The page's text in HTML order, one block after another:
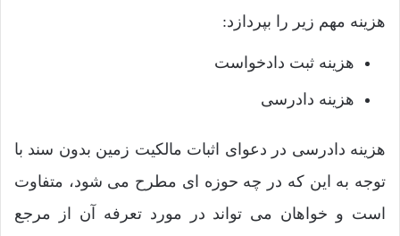
هزینه مهم زیر را بپردازد:
هزینه ثبت دادخواست
هزینه دادرسی
هزینه دادرسی در دعوای اثبات مالکیت زمین بدون سند با
توجه به این که در چه حوزه ای مطرح می شود، متفاوت
است و خواهان می تواند در مورد تعرفه آن از مرجع